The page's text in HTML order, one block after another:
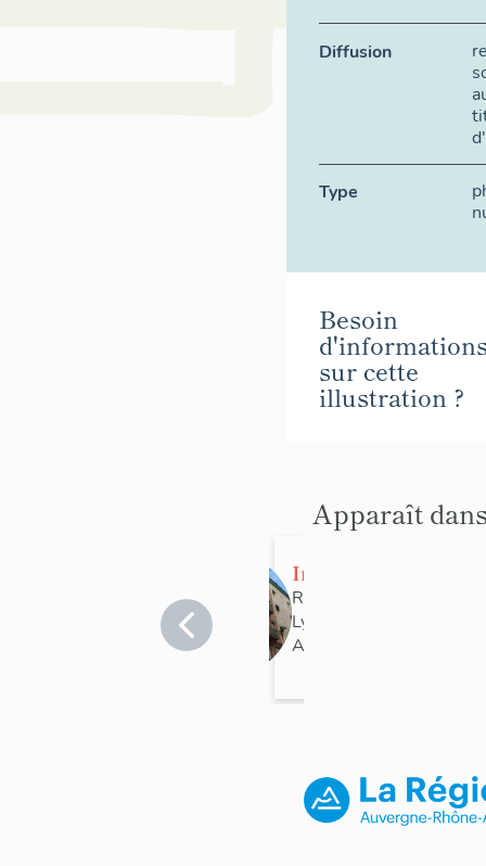
Diffusion
Type
Besoin
sur cette
illustration ?
Apparaît
Immeuble
Rhône
Lyon 7e
Arrondissement